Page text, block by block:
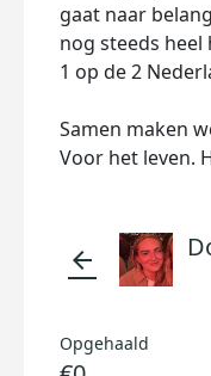
gaat naar
nog steeds
1 op de 2
Samen maken
Voor het leven.
arrow_back
Opgehaald